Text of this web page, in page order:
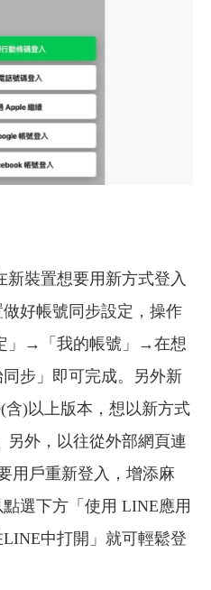
裝置想要用新方式登入
好帳號同步設定，操作
」→「我的帳號」→在想
步」即可完成。另外新
)以上版本，想以新方式
另外，以往從外部網頁連
用戶重新登入，增添麻
選下方「使用 LINE應用
中打開」就可輕鬆登